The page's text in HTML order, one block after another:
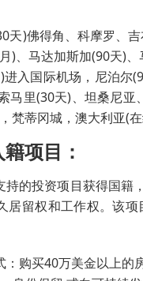
天)佛得角、科摩罗、
)、马达加斯加(90天)
入国际机场，尼泊尔
马里(30天)、坦桑尼
梵蒂冈城，澳大利亚(
项目：
的投资项目获得国籍
居留权和工作权。该
购买40万美金以上